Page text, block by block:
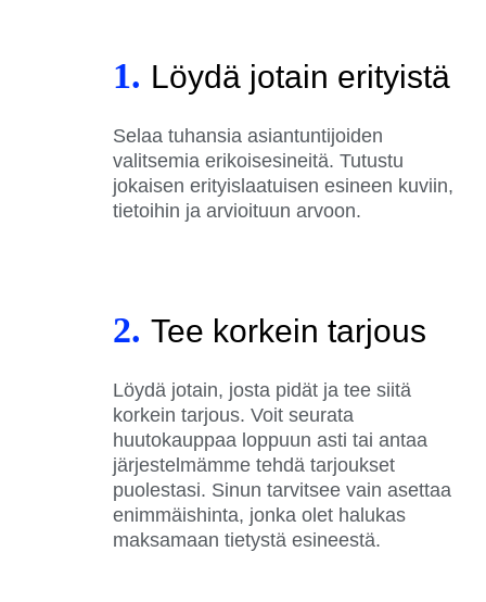
1. Löydä jotain erityistä
Selaa tuhansia asiantuntijoiden
valitsemia erikoisesineitä. Tutustu
jokaisen erityislaatuisen esineen kuviin,
tietoihin ja arvioituun arvoon.
2. Tee korkein tarjous
Löydä jotain, josta pidät ja tee siitä
korkein tarjous. Voit seurata
huutokauppaa loppuun asti tai antaa
järjestelmämme tehdä tarjoukset
puolestasi. Sinun tarvitsee vain asettaa
enimmäishinta, jonka olet halukas
maksamaan tietystä esineestä.